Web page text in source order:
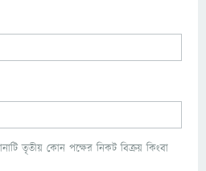
তৃতীয় কোন পক্ষের নিকট বিক্রয় কিংবা